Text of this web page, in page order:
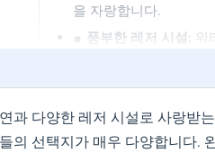
을 자랑합니다.
풍부한 레저 시설: 워
가족/커플 여행객 선
갖추고 있습니다.
과 다양한 레저 시설로 사랑받
의 선택지가 매우 다양합니다.